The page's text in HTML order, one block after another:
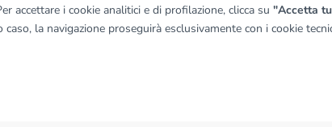
accettare i cookie analitici e di profilazione, clicca su "Accetta
caso, la navigazione proseguirà esclusivamente con i cookie